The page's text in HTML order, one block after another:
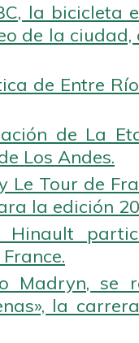
la bicicleta
de la
de Entre
de La
Los Andes.
Tour de
la edición
Hinault
Madryn, se
la